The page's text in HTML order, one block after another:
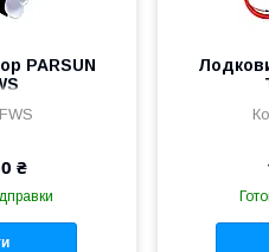
PARSUN
₴